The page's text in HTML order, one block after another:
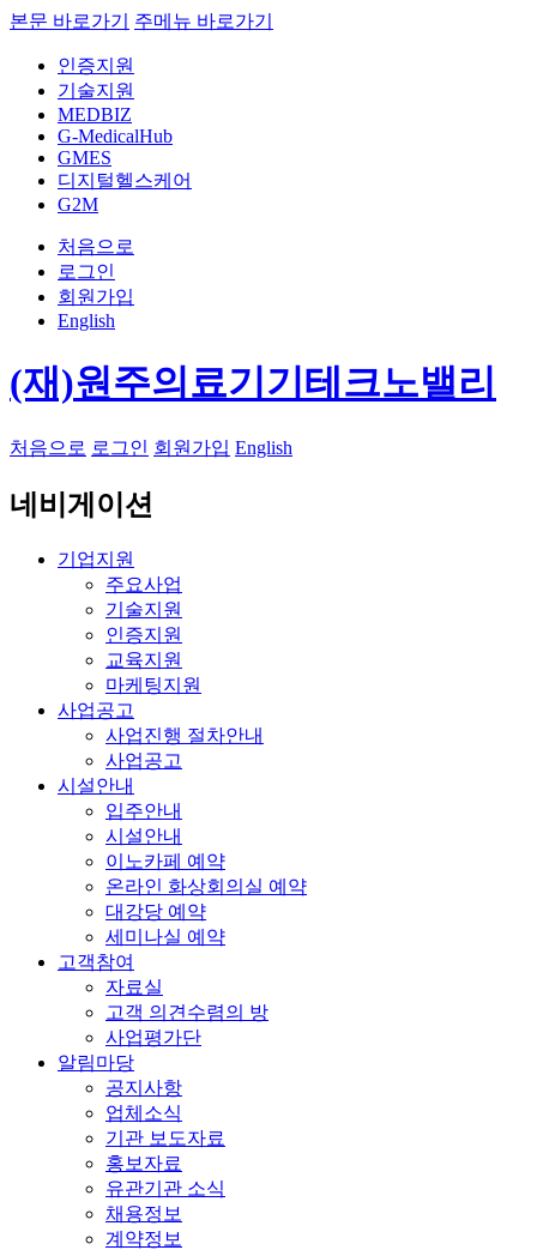
본문 바로가기 주메뉴 바로가기
인증지원
기술지원
MEDBIZ
G-MedicalHub
GMES
디지털헬스케어
G2M
처음으로
로그인
회원가입
English
(재)원주의료기기테크노밸리
처음으로 로그인 회원가입 English
네비게이션
기업지원
주요사업
기술지원
인증지원
교육지원
마케팅지원
사업공고
사업진행 절차안내
사업공고
시설안내
입주안내
시설안내
이노카페 예약
온라인 화상회의실 예약
대강당 예약
세미나실 예약
고객참여
자료실
고객 의견수렴의 방
사업평가단
알림마당
공지사항
업체소식
기관 보도자료
홍보자료
유관기관 소식
채용정보
계약정보